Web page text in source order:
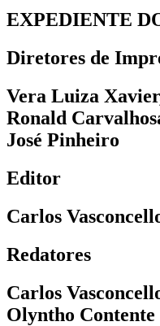
EXPEDIENTE
Diretores de
Vera Luiza
Ronald
José Pinheiro
Editor
Carlos
Redatores
Carlos
Olyntho Contente